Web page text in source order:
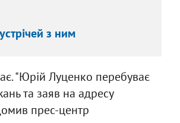
з ним
"Юрій Луценко перебуває
та заяв на адресу
прес-центр